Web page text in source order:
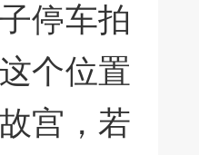
停车拍
个位置
宫，若